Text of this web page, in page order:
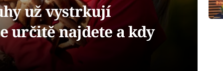
už vystrkují
určitě najdete a kdy